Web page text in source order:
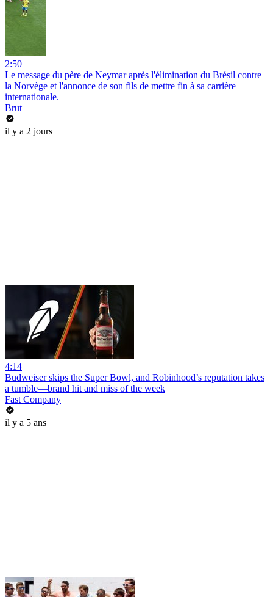
2:50
Le message du père de Neymar après l'élimination du Brésil contre
la Norvège et l'annonce de son fils de mettre fin à sa carrière
internationale.
Brut
il y a 2 jours
4:14
Budweiser skips the Super Bowl, and Robinhood’s reputation takes
a tumble—brand hit and miss of the week
Fast Company
il y a 5 ans